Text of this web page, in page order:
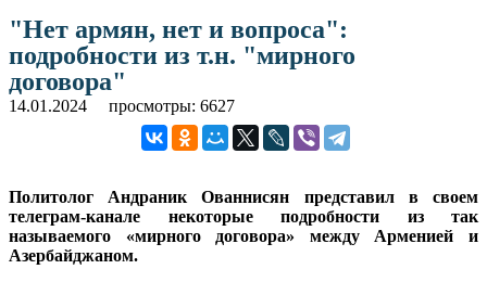
"Нет армян, нет и вопроса":
подробности из т.н. "мирного
договора"
14.01.2024 просмотры: 6627
Политолог Андраник Ованнисян представил в своем
телеграм-канале некоторые подробности из так
называемого «мирного договора» между Арменией и
Азербайджаном.